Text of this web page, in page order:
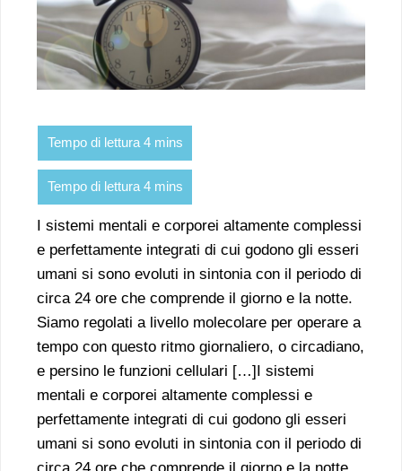
I sistemi mentali e corporei altamente complessi
e perfettamente integrati di cui godono gli esseri
umani si sono evoluti in sintonia con il periodo di
circa 24 ore che comprende il giorno e la notte.
Siamo regolati a livello molecolare per operare a
tempo con questo ritmo giornaliero, o circadiano,
e persino le funzioni cellulari […]I sistemi
mentali e corporei altamente complessi e
perfettamente integrati di cui godono gli esseri
umani si sono evoluti in sintonia con il periodo di
circa 24 ore che comprende il giorno e la notte.